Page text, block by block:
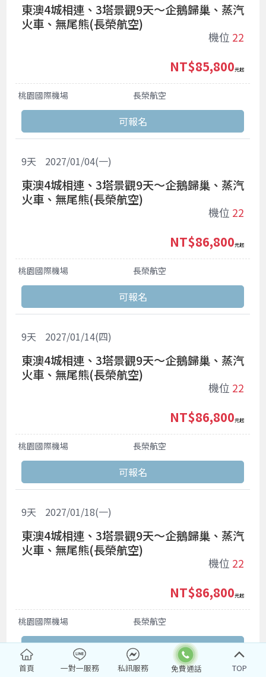
東澳4城相連、3塔景觀9天～企鵝歸巢、蒸汽
火車、無尾熊(長榮航空)
機位 22
桃園國際機場 長榮航空
NT$85,800 起
2027/01/04(一)
9天
東澳4城相連、3塔景觀9天～企鵝歸巢、蒸汽
火車、無尾熊(長榮航空)
機位 22
桃園國際機場 長榮航空
NT$86,800 起
2027/01/14(四)
9天
東澳4城相連、3塔景觀9天～企鵝歸巢、蒸汽
火車、無尾熊(長榮航空)
機位 22
桃園國際機場 長榮航空
NT$86,800 起
2027/01/18(一)
9天
東澳4城相連、3塔景觀9天～企鵝歸巢、蒸汽
火車、無尾熊(長榮航空)
機位 22
桃園國際機場 長榮航空
NT$86,800 起
首頁 一對一服務 私訊服務 TOP